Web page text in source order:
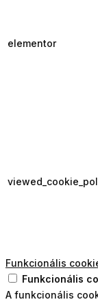
elementor
Funkcionális
Funkcionális
A funkcionális